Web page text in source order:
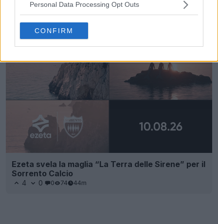
Personal Data Processing Opt Outs
CONFIRM
Calendario delle scarpe da calcio
UFFICIALE Footy Headlines
Ezeta svela la maglia “La Terra delle Sirene” per il
Sorrento Calcio
4 0 0 74 44m